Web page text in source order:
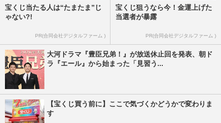
宝くじ当たる人は“たまたま”じ
ゃない?!
PR(合同会社デジタルファーム )
宝くじ狙うなら今！金運上げた
当選者が暴露
PR(合同会社デジタルファーム )
大河ドラマ『豊臣兄弟！』が放送休止回を発表、朝ド
ラ『エール』から始まった「見習う...
【宝くじ買う前に】ここで気づくかどうかで変わりま
す